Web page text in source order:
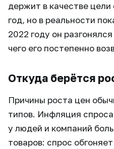
держит в качестве цели
год, но в реальности
2022 году он
чего его постепенно
Откуда берётся
Причины роста цен
типов. Инфляция спроса
у людей и компаний
товаров: спрос